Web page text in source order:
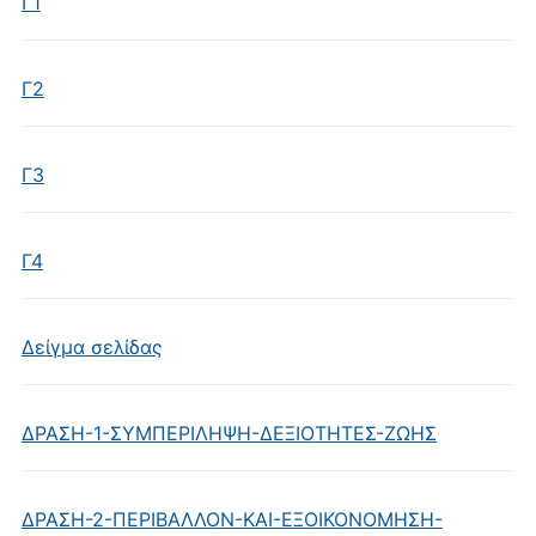
Γ2
Γ3
Γ4
Δείγμα σελίδας
ΔΡΑΣΗ-1-ΣΥΜΠΕΡΙΛΗΨΗ-ΔΕΞΙΟΤΗΤΕΣ-ΖΩΗΣ
ΔΡΑΣΗ-2-ΠΕΡΙΒΑΛΛΟΝ-ΚΑΙ-ΕΞΟΙΚΟΝΟΜΗΣΗ-